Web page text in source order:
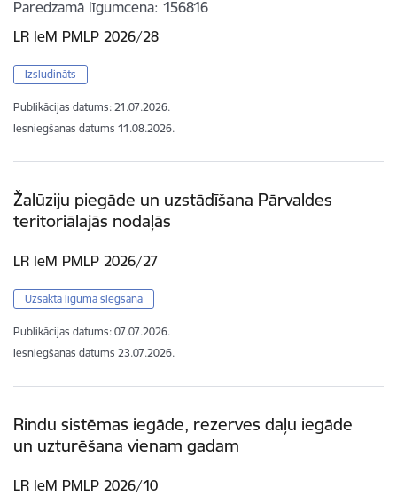
Paredzamā līgumcena 156816
LR IeM PMLP 2026/28
Izsludināts
Publikācijas datums: 21.07.2026.
Iesniegšanas datums 11.08.2026.
Žalūziju piegāde un uzstādīšana Pārvaldes
teritoriālajās nodaļās
LR IeM PMLP 2026/27
Uzsākta līguma slēgšana
Publikācijas datums: 07.07.2026.
Iesniegšanas datums 23.07.2026.
Rindu sistēmas iegāde, rezerves daļu iegāde
un uzturēšana vienam gadam
LR IeM PMLP 2026/10